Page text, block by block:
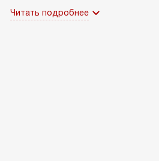
Читать подробнее